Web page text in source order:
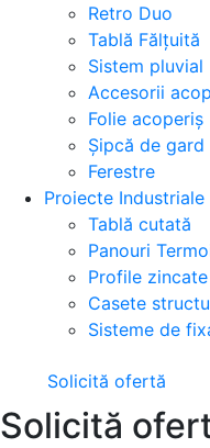
Retro Duo
Tablă Fălțuită
Sistem pluvial
Accesorii
Folie acoperiș
Șipcă de gard
Ferestre
Proiecte Industriale
Tablă cutată
Panouri
Profile zincate
Casete
Sisteme de
Solicită ofertă
Solicită